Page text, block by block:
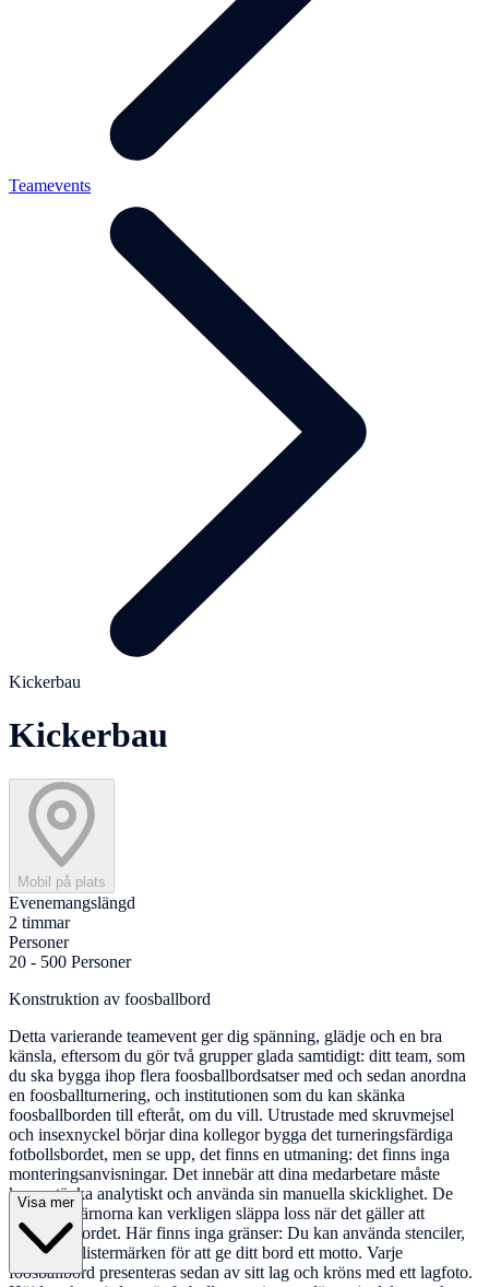
Teamevents
Kickerbau
Kickerbau
Mobil på plats
Evenemangslängd
2 timmar
Personer
20 - 500 Personer
Konstruktion av foosballbord
Detta varierande teamevent ger dig spänning, glädje och en bra
känsla, eftersom du gör två grupper glada samtidigt: ditt team, som
du ska bygga ihop flera foosballbordsatser med och sedan anordna
en foosballturnering, och institutionen som du kan skänka
foosballborden till efteråt, om du vill. Utrustade med skruvmejsel
och insexnyckel börjar dina kollegor bygga det turneringsfärdiga
fotbollsbordet, men se upp, det finns en utmaning: det finns inga
monteringsanvisningar. Det innebär att dina medarbetare måste
kunna tänka analytiskt och använda sin manuella skicklighet. De
kreativa hjärnorna kan verkligen släppa loss när det gäller att
dekorera bordet. Här finns inga gränser: Du kan använda stenciler,
folie och klistermärken för att ge ditt bord ett motto. Varje
foosballbord presenteras sedan av sitt lag och kröns med ett lagfoto.
Visa mer